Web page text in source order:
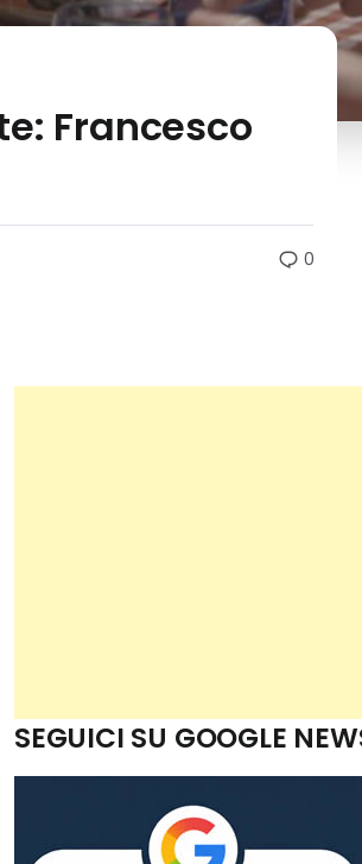
Francesco
0
SEGUICI SU GOOGLE